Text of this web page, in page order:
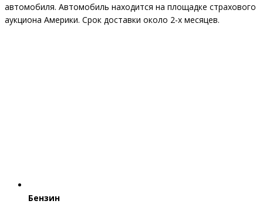
автомобиля. Автомобиль находится на площадке страхового
аукциона Америки. Срок доставки около 2-x месяцев.
Бензин